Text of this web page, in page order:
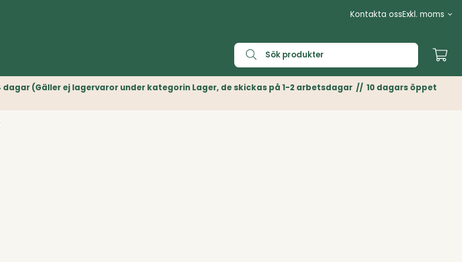
Kontakta oss
dagar (Gäller ej lagervaror under kategorin Lager, de skickas på 1-2 arbetsdagar // 10 dagars öppet